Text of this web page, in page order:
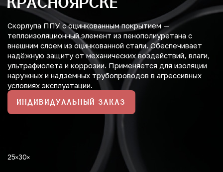
Скорлупа ППУ с оцинкованным покрытием —
теплоизоляционный элемент из пенополиуретана с
внешним слоем из оцинкованной стали. Обеспечивает
надёжную защиту от механических воздействий, влаги,
ультрафиолета и коррозии. Применяется для изоляции
наружных и надземных трубопроводов в агрессивных
условиях эксплуатации.
ИНДИВИДУАЛЬНЫЙ ЗАКАЗ
25 30